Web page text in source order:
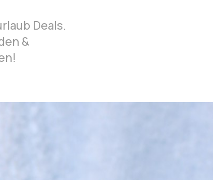
Deals.
&